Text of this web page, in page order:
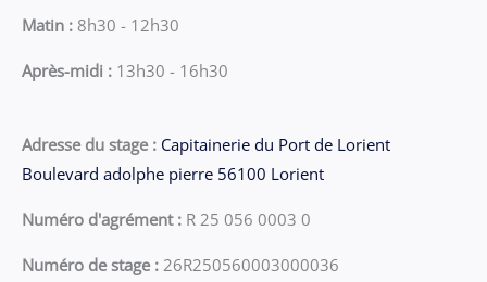
Matin : 8h30 - 12h30
Après-midi : 13h30 - 16h30
Adresse du stage : Capitainerie du Port de Lorient
Boulevard adolphe pierre 56100 Lorient
Numéro d'agrément : R 25 056 0003 0
Numéro de stage : 26R250560003000036